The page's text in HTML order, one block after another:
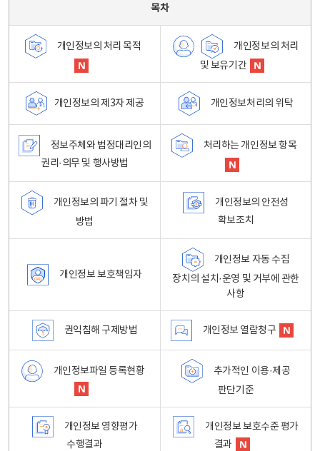
목차
개인정보의 처리 목적
개인정보의 처리
및 보유기간
개인정보의 제3자 제공 개인정보처리의 위탁
정보주체와 법정대리인의
권리·의무 및 행사방법
처리하는 개인정보 항목
개인정보의 파기 절차 및
방법
개인정보의 안전성
확보조치
개인정보 보호책임자
개인정보 자동 수집
장치의 설치·운영 및 거부에 관한
사항
권익침해 구제방법 개인정보 열람청구
개인정보파일 등록현황
추가적인 이용·제공
판단기준
개인정보 영향평가
수행결과
개인정보 보호수준 평가
결과